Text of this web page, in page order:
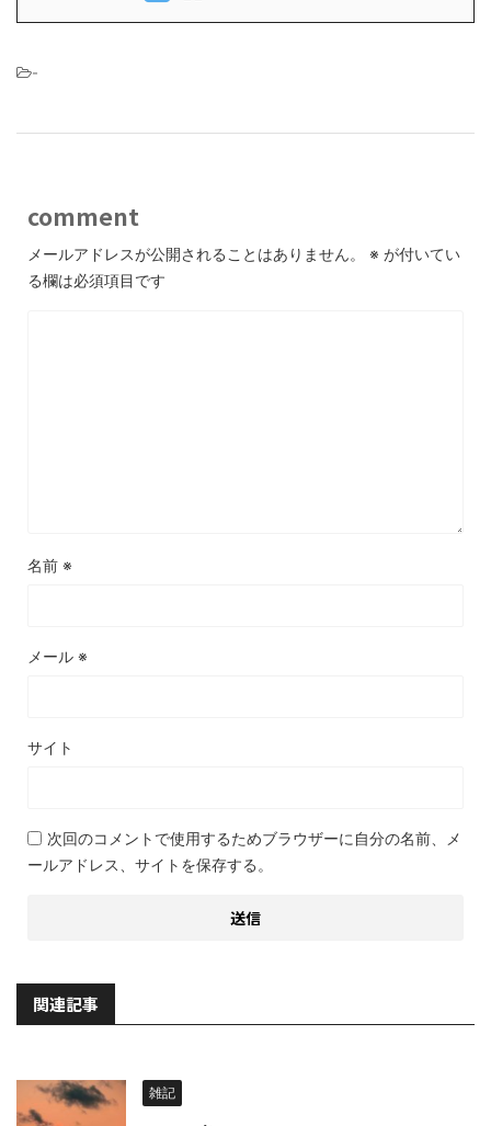
-
comment
メールアドレスが公開されることはありません。 ※ が付いてい
る欄は必須項目です
名前 ※
メール ※
サイト
次回のコメントで使用するためブラウザーに自分の名前、メ
ールアドレス、サイトを保存する。
関連記事
雑記